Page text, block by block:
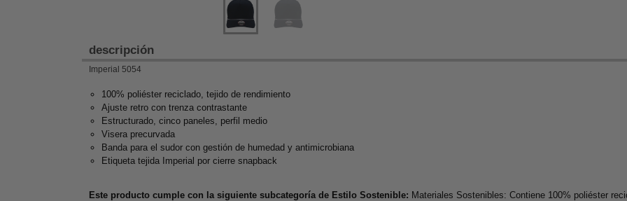
descripción
Imperial 5054
100% poliéster reciclado, tejido de rendimiento
Ajuste retro con trenza contrastante
Estructurado, cinco paneles, perfil medio
Visera precurvada
Banda para el sudor con gestión de humedad y antimicrobiana
Etiqueta tejida Imperial por cierre snapback
Este producto cumple con la siguiente subcategoría de Estilo Sostenible: Materiales Sostenibles: Contiene 100% poliéster